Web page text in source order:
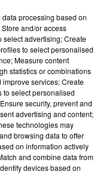
élémentaire de
vêtements, jouets et
17 octobre 2021 à la
à partir de
processing based on
and/or access
select advertising; Create
to select personalised
Measure content
statistics or combinations
services; Create
to select personalised
security, prevent and
advertising and content;
technologies may
browsing data to offer
on information actively
and combine data from
devices based on